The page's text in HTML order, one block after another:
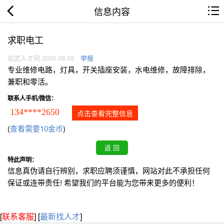
信息内容
求职电工
临武人才网 2026.08.09 举报
专业维修电路，灯具，开关插座安装，水电维修，故障排除，
兼职和零活。
联系人手机/微信：
134****2650 点击查看完整信息
(查看需要10金币)
特此声明：
信息真伪请自行辨别，求职应聘须谨慎，网站对此不承担任何
保证或连带责任! 希望我们的平台能为您带来更多的便利！
[联系客服] [最新找人才]